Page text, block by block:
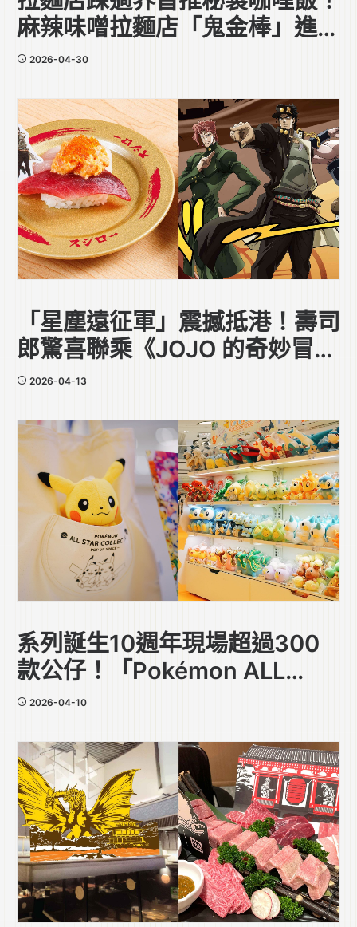
麻辣味噌拉麵店「鬼金棒」進駐
中環
2026-04-30
「星塵遠征軍」震撼抵港！壽司
郎驚喜聯乘《JOJO 的奇妙冒
險》
2026-04-13
系列誕生10週年現場超過300
款公仔！「Pokémon ALL
STAR COLLECTION POP UP
2026-04-10